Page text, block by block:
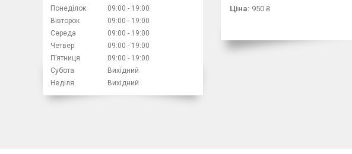
Ціна: 950 ₴
Понеділок 09:00
19:00
Вівторок
09:00
19:00
Середа
09:00
19:00
Четвер
09:00
19:00
Пʼятниця
09:00
19:00
Субота
Вихідний
Неділя
Вихідний